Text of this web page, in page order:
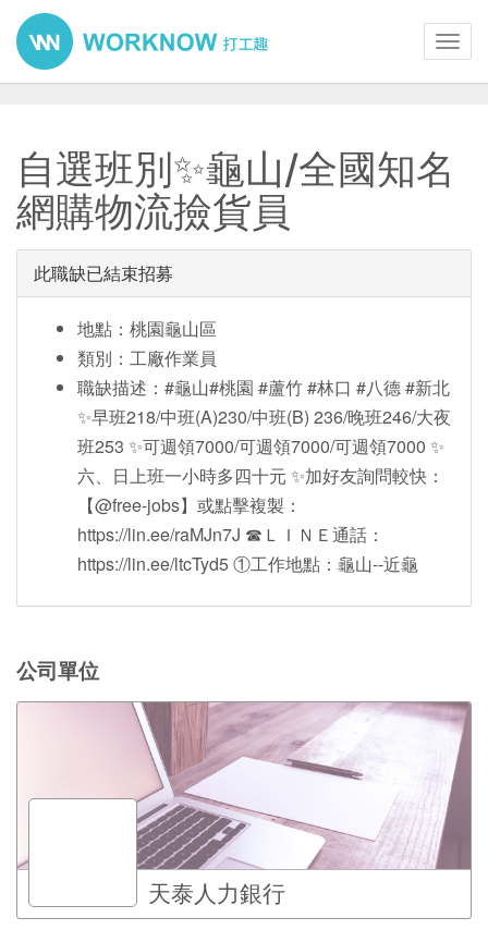
自選班別✨龜山/全國知名
網購物流撿貨員
此職缺已結束招募
地點：桃園龜山區
類別：工廠作業員
職缺描述：#龜山#桃園 #蘆竹 #林口 #八德 #新北
✨早班218/中班(A)230/中班(B) 236/晚班246/大夜
班253 ✨可週領7000/可週領7000/可週領7000 ✨
六、日上班一小時多四十元 ✨加好友詢問較快：
【@free-jobs】或點擊複製：
https://lin.ee/raMJn7J ☎ＬＩＮＥ通話：
https://lin.ee/ltcTyd5 ①工作地點：龜山--近龜
公司單位
天泰人力銀行